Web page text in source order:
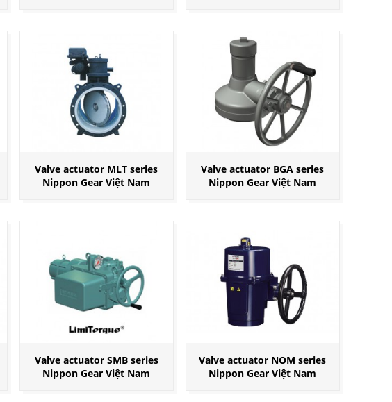
Valve actuator MLT series
Nippon Gear Việt Nam
Valve actuator BGA series
Nippon Gear Việt Nam
Valve actuator SMB series
Nippon Gear Việt Nam
Valve actuator NOM series
Nippon Gear Việt Nam